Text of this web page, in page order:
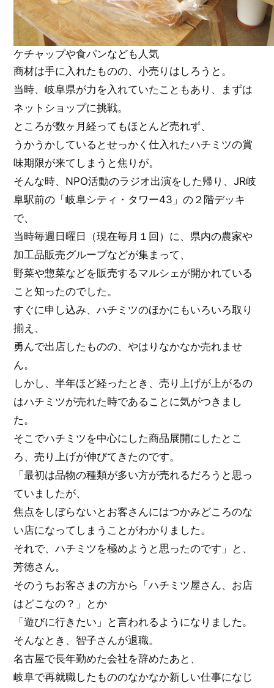
ケチャップや食パンなども人気
商材は手に入れたものの、小売りはしろうと。
当時、岐阜県が力を入れていたこともあり、まずは
ネットショップに挑戦。
ところが数ヶ月経ってもほとんど売れず、
うかうかしているとせっかく仕入れたハチミツの賞
味期限が来てしまうと焦りが。
そんな時、NPO活動のラジオ出演をした帰り、JR岐
阜駅前の「岐阜シティ・タワー43」の２階デッキ
で、
当時毎週日曜日（現在毎月１回）に、県内の農家や
加工品販売グループなどが集まって、
野菜や惣菜などを販売するマルシェが開かれている
こと知ったのでした。
すぐに申し込み、ハチミツのほかにもいろいろ取り
揃え、
勇んで出店したものの、やはりなかなか売れませ
ん。
しかし、半年ほど経ったとき、売り上げが上がるの
はハチミツが売れた時であることに気がつきまし
た。
そこでハチミツを中心にした商品展開にしたとこ
ろ、売り上げが伸びてきたのです。
「最初は品物の種類が多い方が売れるだろうと思っ
ていましたが、
焦点をしぼらないとお客さんにはつかみどころのな
い店になってしまうことがわかりました。
それで、ハチミツを極めようと思ったのです」と、
芳徳さん。
そのうちお客さまの方から「ハチミツ屋さん、お店
はどこなの？」とか
「遊びに行きたい」と言われるようになりました。
そんなとき、智子さんが退職。
名古屋で長年勤めた会社を辞めたあと、
岐阜で再就職したもののなかなか新しい仕事になじ